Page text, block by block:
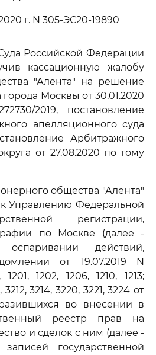
г. N 305-ЭС20-19890
Российской Федерации
кассационную жалобу
"Алента" на решение
Москвы от 30.01.2020
2019, постановление
апелляционного суда
Арбитражного
от 27.08.2020 по тому
общества "Алента"
Управлению Федеральной
регистрации,
по Москве (далее -
действий,
от 19.07.2019 N
1201, 1202, 1206, 1210, 1213;
3214, 3220, 3221, 3224 от
во внесении в
реестр прав на
и сделок с ним (далее -
государственной